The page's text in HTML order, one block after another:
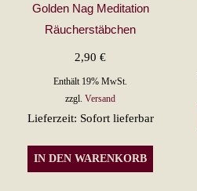
Golden Nag Meditation
Räucherstäbchen
2,90€
Enthält 19% MwSt.
zzgl.Versand
Lieferzeit: Sofort lieferbar
IN DEN WARENKORB